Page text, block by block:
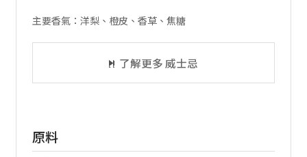
主要香氣：洋梨、橙皮、香草、焦糖
了解更多 威士忌
原料